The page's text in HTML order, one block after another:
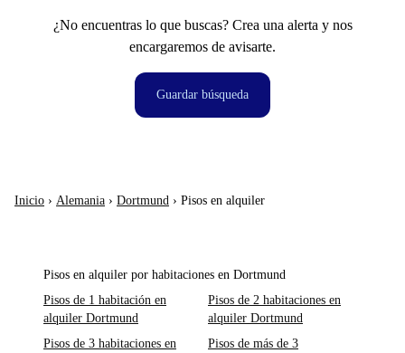
¿No encuentras lo que buscas? Crea una alerta y nos
encargaremos de avisarte.
Guardar búsqueda
Inicio › Alemania › Dortmund › Pisos en alquiler
Pisos en alquiler por habitaciones en Dortmund
Pisos de 1 habitación en
alquiler Dortmund
Pisos de 2 habitaciones en
alquiler Dortmund
Pisos de 3 habitaciones en
Pisos de más de 3